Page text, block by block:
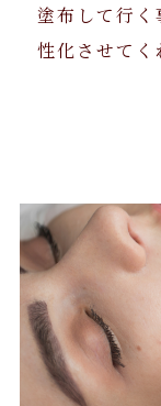
塗布して行
性化させてく